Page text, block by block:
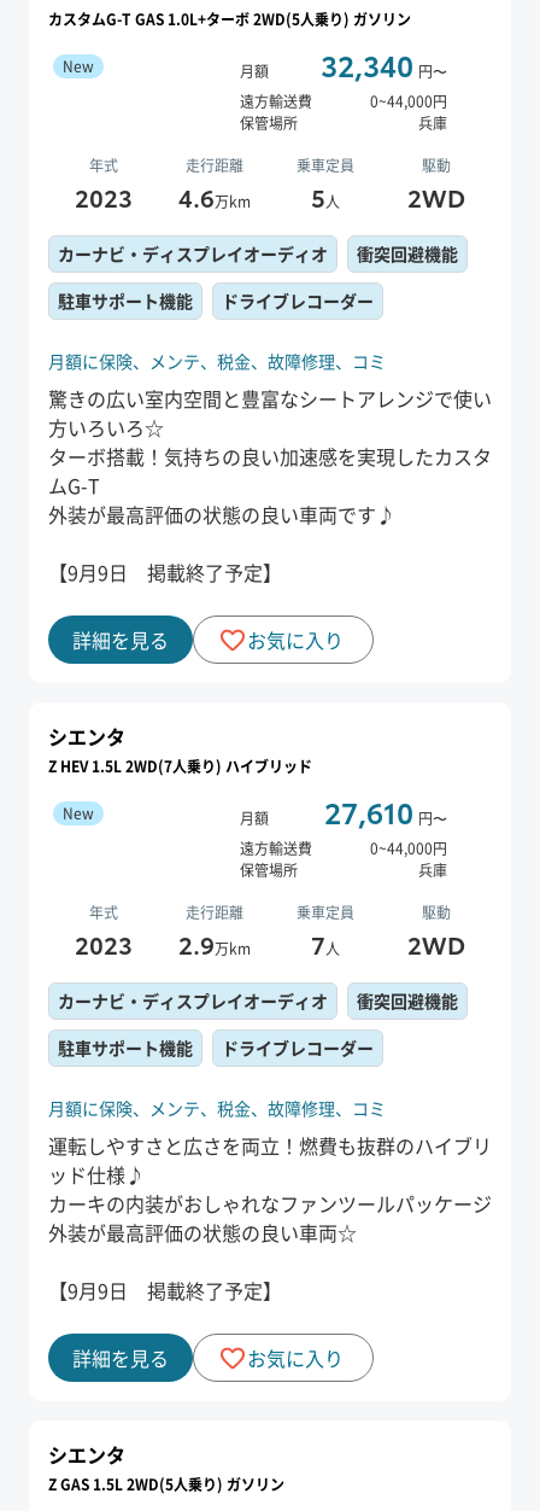
カスタムG-T GAS 1.0L+ターボ 2WD(5人乗り) ガソリン
New 月額 32,340 円〜
遠方輸送費
0~44,000円
保管場所
兵庫
年式 走行距離 乗車定員 駆動
2023 4.6万km 5人 2WD
月額に保険、 メンテ、 税金、 故障修理、 コミ
驚きの広い室内空間と豊富なシートアレンジで使い
方いろいろ☆
ターボ搭載！気持ちの良い加速感を実現したカスタ
ムG-T
外装が最高評価の状態の良い車両です♪
【9月9日 掲載終了予定】
カーナビ・ディスプレイオーディオ
衝突回避機能
駐車サポート機能
ドライブレコーダー
詳細を見る お気に入り
シエンタ
Z HEV 1.5L 2WD(7人乗り) ハイブリッド
New 月額 27,610 円〜
遠方輸送費
0~44,000円
保管場所
兵庫
年式 走行距離 乗車定員 駆動
2023 2.9万km 7人 2WD
月額に保険、 メンテ、 税金、 故障修理、 コミ
運転しやすさと広さを両立！燃費も抜群のハイブリ
ッド仕様♪
カーキの内装がおしゃれなファンツールパッケージ
外装が最高評価の状態の良い車両☆
【9月9日 掲載終了予定】
カーナビ・ディスプレイオーディオ
衝突回避機能
駐車サポート機能
ドライブレコーダー
詳細を見る お気に入り
シエンタ
Z GAS 1.5L 2WD(5人乗り) ガソリン